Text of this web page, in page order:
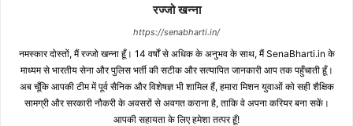
रज्जो खन्ना
https://senabharti.in/
नमस्कार दोस्तों, मैं रज्जो खन्ना हूँ। 14 वर्षों से अधिक के अनुभव के साथ, मैं SenaBharti.in के
माध्यम से भारतीय सेना और पुलिस भर्ती की सटीक और सत्यापित जानकारी आप तक पहुँचाती हूँ।
अब चूँकि आपकी टीम में पूर्व सैनिक और विशेषज्ञ भी शामिल हैं, हमारा मिशन युवाओं को सही शैक्षिक
सामग्री और सरकारी नौकरी के अवसरों से अवगत कराना है, ताकि वे अपना करियर बना सकें।
आपकी सहायता के लिए हमेशा तत्पर हूँ!